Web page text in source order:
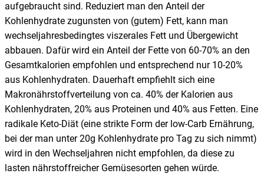
aufgebraucht sind. Reduziert man den Anteil der
Kohlenhydrate zugunsten von (gutem) Fett, kann man
wechseljahresbedingtes viszerales Fett und Übergewicht
abbauen. Dafür wird ein Anteil der Fette von 60-70% an den
Gesamtkalorien empfohlen und entsprechend nur 10-20%
aus Kohlenhydraten. Dauerhaft empfiehlt sich eine
Makronährstoffverteilung von ca. 40% der Kalorien aus
Kohlenhydraten, 20% aus Proteinen und 40% aus Fetten. Eine
radikale Keto-Diät (eine strikte Form der low-Carb Ernährung,
bei der man unter 20g Kohlenhydrate pro Tag zu sich nimmt)
wird in den Wechseljahren nicht empfohlen, da diese zu
lasten nährstoffreicher Gemüsesorten gehen würde.